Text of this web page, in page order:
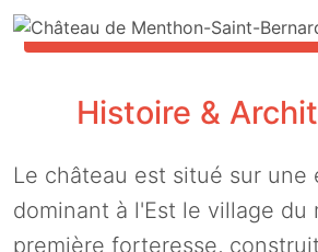
Histoire &
Le château est situé sur une
dominant à l'Est le village du
première forteresse,